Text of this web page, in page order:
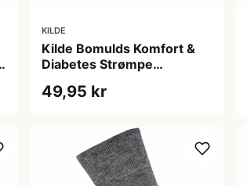
KILDE
Kilde Bomulds Komfort &
Diabetes Strømpe
sæt)
49,95 kr